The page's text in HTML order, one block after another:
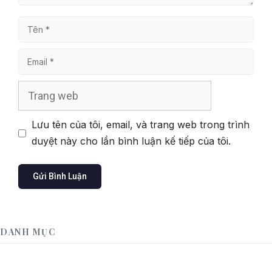
Tên
Email
Lưu tên của tôi, email, và trang web trong trình
duyệt này cho lần bình luận kế tiếp của tôi.
DANH MỤC